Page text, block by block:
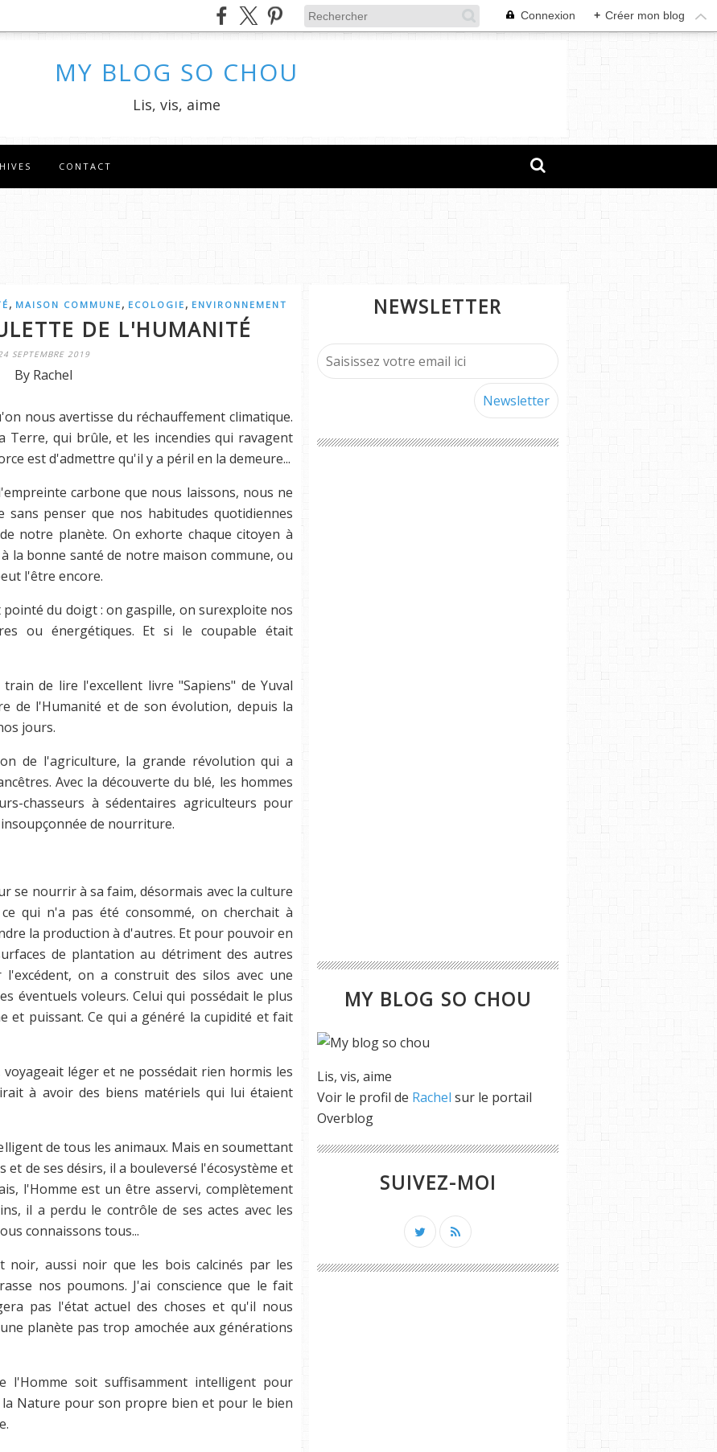
Connexion + Créer mon blog
MY BLOG SO CHOU
Lis, vis, aime
CONTACT
, MAISON COMMUNE , ECOLOGIE , ENVIRONNEMENT
DE L'HUMANITÉ
SEPTEMBRE 2019
By Rachel
nous avertisse du réchauffement climatique.
Terre, qui brûle, et les incendies qui ravagent
est d'admettre qu'il y a péril en la demeure...
carbone que nous laissons, nous ne
sans penser que nos habitudes quotidiennes
notre planète. On exhorte chaque citoyen à
la bonne santé de notre maison commune, ou
l'être encore.
du doigt : on gaspille, on surexploite nos
ou énergétiques. Et si le coupable était
de lire l'excellent livre "Sapiens" de Yuval
de l'Humanité et de son évolution, depuis la
jours.
de l'agriculture, la grande révolution qui a
Avec la découverte du blé, les hommes
chasseurs à sédentaires agriculteurs pour
de nourriture.
se nourrir à sa faim, désormais avec la culture
qui n'a pas été consommé, on cherchait à
la production à d'autres. Et pour pouvoir en
de plantation au détriment des autres
on a construit des silos avec une
éventuels voleurs. Celui qui possédait le plus
et puissant. Ce qui a généré la cupidité et fait
léger et ne possédait rien hormis les
à avoir des biens matériels qui lui étaient
de tous les animaux. Mais en soumettant
et de ses désirs, il a bouleversé l'écosystème et
l'Homme est un être asservi, complètement
il a perdu le contrôle de ses actes avec les
connaissons tous...
noir, aussi noir que les bois calcinés par les
nos poumons. J'ai conscience que le fait
pas l'état actuel des choses et qu'il nous
planète pas trop amochée aux générations
l'Homme soit suffisamment intelligent pour
Nature pour son propre bien et pour le bien
NEWSLETTER
MY BLOG SO CHOU
Lis, vis, aime
Voir le profil de Rachel sur le portail
Overblog
SUIVEZ-MOI